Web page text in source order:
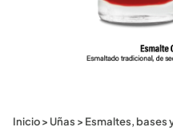
Inicio> Uñas > Esmaltes, bases